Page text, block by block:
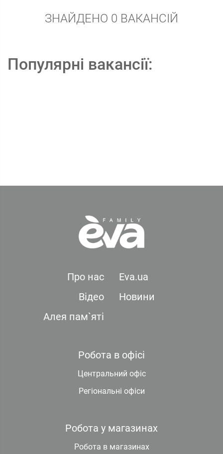
ЗНАЙДЕНО 0 ВАКАНСІЙ
Популярні вакансії:
Про нас
Eva.ua
Відео
Новини
Алея пам`яті
Робота в офісі
Центральний офіс
Регіональні офіси
Робота у магазинах
Робота в магазинах